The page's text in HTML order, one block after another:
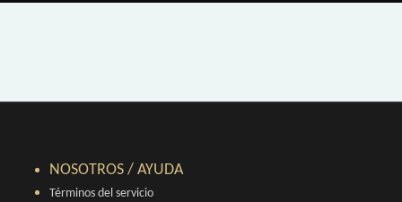
NOSOTROS / AYUDA
Términos del servicio